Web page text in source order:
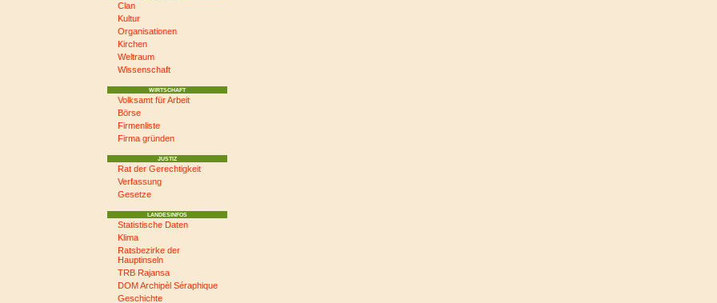
Clan
Kultur
Organisationen
Kirchen
Weltraum
Wissenschaft
WIRTSCHAFT
Volksamt für Arbeit
Börse
Firmenliste
Firma gründen
JUSTIZ
Rat der Gerechtigkeit
Verfassung
Gesetze
LANDESINFOS
Statistische Daten
Klima
Ratsbezirke der
Hauptinseln
TRB Rajansa
DOM Archipèl Séraphique
Geschichte